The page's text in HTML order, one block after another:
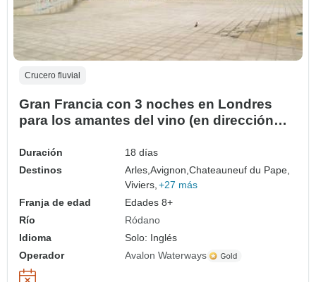
Crucero fluvial
Gran Francia con 3 noches en Londres
para los amantes del vino (en dirección
Duración
18 días
Destinos
Arles,Avignon,Chateauneuf du Pape,
Viviers, +27 más
Franja de edad
Edades 8+
Río
Ródano
Idioma
Solo: Inglés
Operador
Avalon Waterways